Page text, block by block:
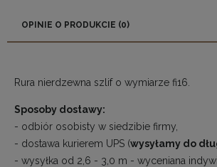
OPINIE O PRODUKCIE (0)
Rura nierdzewna szlif o wymiarze fi16.
Sposoby dostawy:
- odbiór osobisty w siedzibie firmy,
- dostawa kurierem UPS (wysyłamy do
- wysyłka od 2,6 - 3,0 m - wyceniana